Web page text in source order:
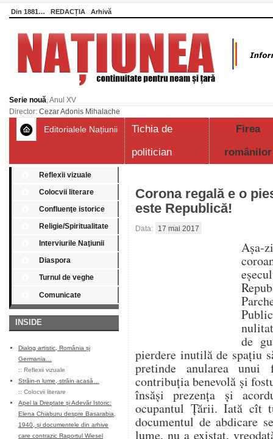
Din 1881… REDACȚIA Arhivă
Serie nouă, Anul XV
Director: Cezar Adonis Mihalache
Editorialele Națiunii
Tichia de
politician
Firea
românilor
Reflexii vizuale
Colocvii literare
Confluenţe istorice
Religie/Spiritualitate
Interviurile Naţiunii
Diaspora
Turnul de veghe
Comunicate
INSIDE
Dialog artistic, România și
Germania…
:: Reflexii vizuale
Străin-n lume, străin acasă…
:: Colocvii literare
Apel la Dreptate și Adevăr Istoric:
Elena Chiaburu despre Basarabia,
1940, și documentele din arhive
care contrazic Raportul Wiesel
Corona regală e o
este Republică!
Data: 17 mai 2017
Aşa-
de
pierdere inutilă de spaţiu
pretinde anularea
contribuţia benevolă şi
însăşi prezenţa și
ocupantul Țării. Iată cît
documentul de abdicare
lume, nu a existat,